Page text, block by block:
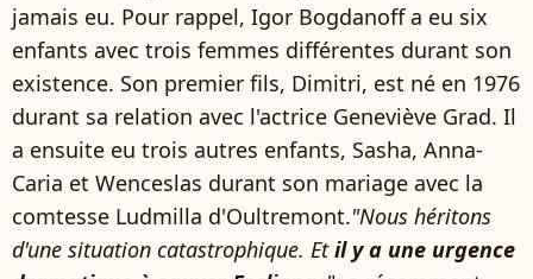
jamais eu. Pour rappel, Igor Bogdanoff a eu six
enfants avec trois femmes différentes durant son
existence. Son premier fils, Dimitri, est né en 1976
durant sa relation avec l'actrice Geneviève Grad. Il
a ensuite eu trois autres enfants, Sasha, Anna-
Caria et Wenceslas durant son mariage avec la
comtesse Ludmilla d'Oultremont."Nous héritons
d'une situation catastrophique. Etil y a une urgence